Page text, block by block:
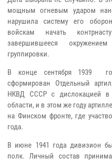
мощным огневым ударом
нарушила систему его
войскам начать
завершившееся
группировки.
В конце сентября 1939
сформирован Отдельный
НКВД СССР с дислокацией в
области, и в этом же году
на Финском фронте, где
года.
В июне 1941 года дивизион
полк. Личный состав